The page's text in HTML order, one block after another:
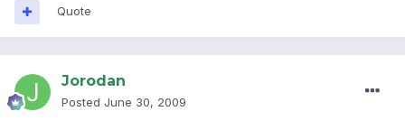
Quote
Jorodan
Posted June 30, 2009